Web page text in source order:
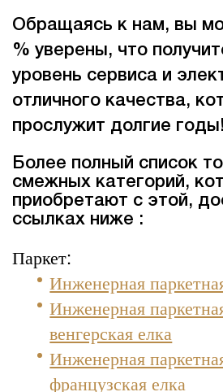
Обращаясь к нам, вы
% уверены, что
уровень сервиса и
отличного качества,
прослужит долгие годы!
Более полный список
смежных категорий,
приобретают с этой,
ссылках ниже :
Паркет:
Инженерная
Инженерная
венгерская елка
Инженерная
французская елка